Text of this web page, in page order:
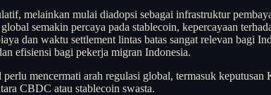
melainkan mulai diadopsi sebagai infrastruktur
semakin percaya pada stablecoin, kepercayaan
dan waktu settlement lintas batas sangat relevan bagi
efisiensi bagi pekerja migran Indonesia.
mencermati arah regulasi global, termasuk
CBDC atau stablecoin swasta.